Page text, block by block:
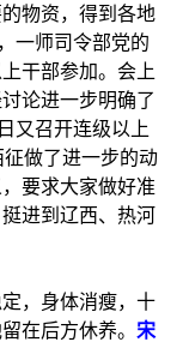
物资，得到各地
一师司令部党的
干部参加。会上
论进一步明确了
又召开连级以上
征做了进一步的动
要求大家做好准
进到辽西、热河
，身体消瘦，十
在后方休养。 宋